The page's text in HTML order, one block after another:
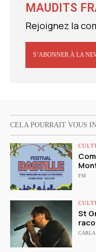
MAUDITS
Rejoignez la
S’ABONNER À LA
CELA POURRAIT VOUS
FM
St
CARLA